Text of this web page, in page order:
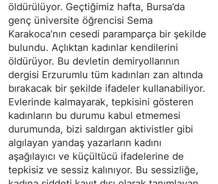
öldürülüyor. Geçtiğimiz hafta, Bursa’da
genç üniversite öğrencisi Sema
Karakoca’nın cesedi paramparça bir şekilde
bulundu. Açlıktan kadınlar kendilerini
öldürüyor. Bu devletin demiryollarının
dergisi Erzurumlu tüm kadınları zan altında
bırakacak bir şekilde ifadeler kullanabiliyor.
Evlerinde kalmayarak, tepkisini gösteren
kadınların bu durumu kabul etmemesi
durumunda, bizi saldırgan aktivistler gibi
algılayan yandaş yazarların kadını
aşağılayıcı ve küçültücü ifadelerine de
tepkisiz ve sessiz kalınıyor. Bu sessizliğe,